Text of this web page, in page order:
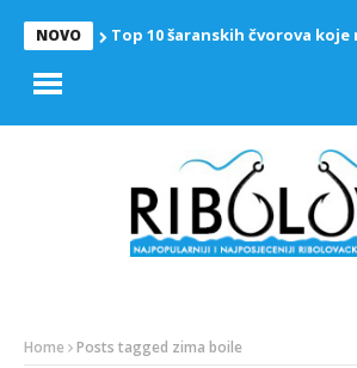
NOVO Top 10 šaranskih čvorova
Home Posts tagged zima boile